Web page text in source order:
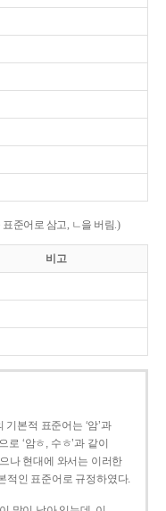
준어로 삼고, ㄴ을 버림.)
비고
기본적 표준어는 ‘암’과
로 ‘암ㅎ, 수ㅎ’과 같이
나 현대에 와서는 이러한
적인 표준어로 규정하였다.